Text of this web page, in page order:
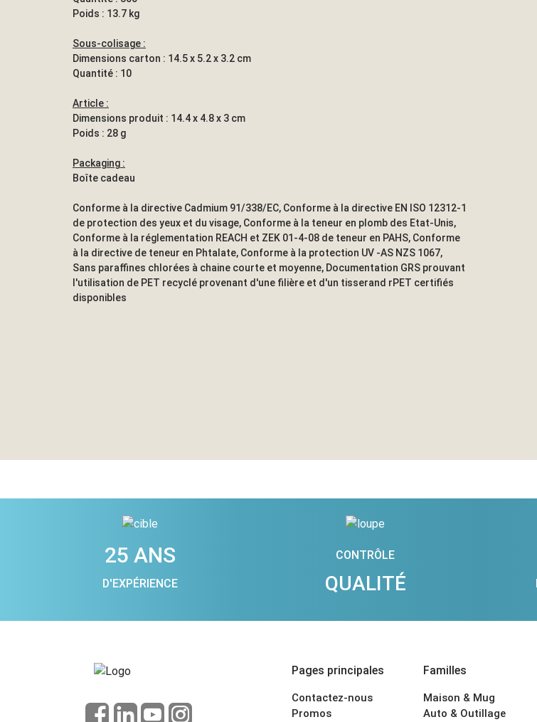
Poids : 13.7 kg
Sous-colisage :
Dimensions carton : 14.5 x 5.2 x 3.2 cm
Quantité : 10
Article :
Dimensions produit : 14.4 x 4.8 x 3 cm
Poids : 28 g
Packaging :
Boîte cadeau
Conforme à la directive Cadmium 91/338/EC, Conforme à la directive EN ISO 12312-1
de protection des yeux et du visage, Conforme à la teneur en plomb des Etat-Unis,
Conforme à la réglementation REACH et ZEK 01-4-08 de teneur en PAHS, Conforme
à la directive de teneur en Phtalate, Conforme à la protection UV -AS NZS 1067,
Sans paraffines chlorées à chaine courte et moyenne, Documentation GRS prouvant
l'utilisation de PET recyclé provenant d'une filière et d'un tisserand rPET certifiés
disponibles
25 ANS
D'EXPÉRIENCE
CONTRÔLE
QUALITÉ
Pages principales
Contactez-nous
Promos
Familles
Maison & Mug
Auto & Outillage